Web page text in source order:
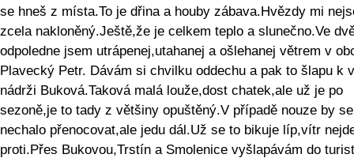
se hneš z místa.To je dřina a houby zábava.Hvězdy mi
zcela nakloněný.Ještě,že je celkem teplo a slunečno.Ve
odpoledne jsem utrápenej,utahanej a ošlehanej větrem v
Plavecký Petr. Dávám si chvilku oddechu a pak to šlapu k
nádrži Buková.Taková malá louže,dost chatek,ale už je po
sezoně,je to tady z většiny opuštěný.V případě nouze by
nechalo přenocovat,ale jedu dál.Už se to bikuje líp,vítr
proti.Přes Bukovou,Trstín a Smolenice vyšlapávám do